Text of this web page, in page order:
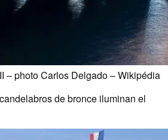
– photo Carlos Delgado – Wikipédia
de bronce iluminan el